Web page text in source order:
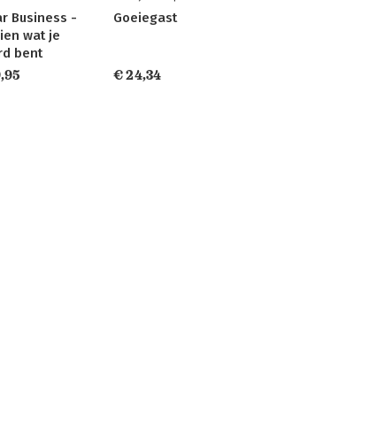
Business -
wat je
bent
Goeiegast
€ 24,34